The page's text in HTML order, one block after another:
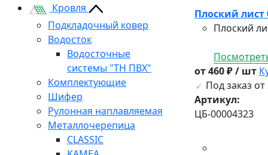
Кровля
Подкладочный ковер
Водосток
Водосточные
системы "ТН ПВХ"
Комплектующие
Шифер
Рулонная наплавляемая
Металлочерепица
CLASSIC
Плоский лист
Плоский
от 460 ₽ / шт
Под заказ от
Артикул:
ЦБ-00004323